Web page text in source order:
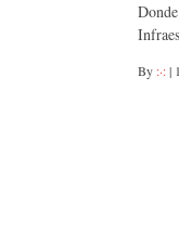
By :·:|